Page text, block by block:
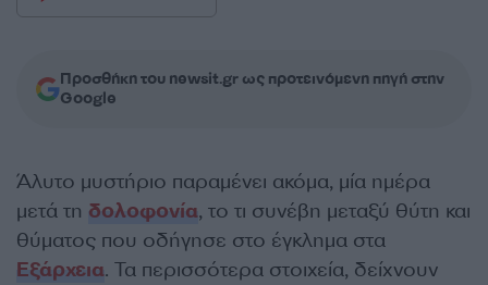
Προσθήκη του newsit.gr ως προτεινόμενη πηγή στην
Google
Άλυτο μυστήριο παραμένει ακόμα, μία ημέρα
μετά τη δολοφονία, το τι συνέβη μεταξύ θύτη και
θύματος που οδήγησε στο έγκλημα στα
Εξάρχεια. Τα περισσότερα στοιχεία, δείχνουν